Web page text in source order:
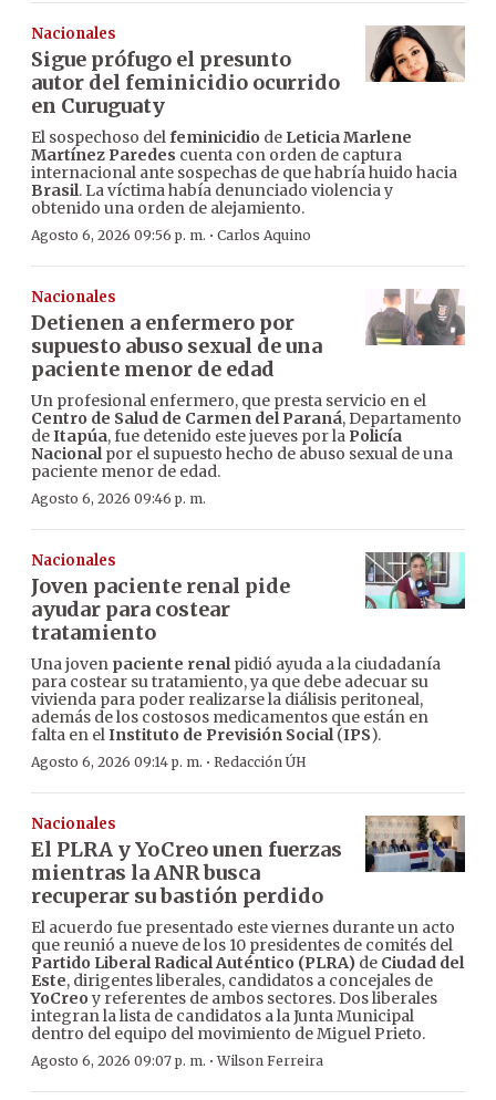
Nacionales
Sigue prófugo el presunto
autor del feminicidio ocurrido
en Curuguaty
El sospechoso delfeminicidio de Leticia Marlene
Martínez Paredes cuenta con orden de captura
internacional ante sospechas de que habría huido hacia
Brasil. La víctima había denunciado violencia y
obtenido una orden de alejamiento.
Agosto 6, 2026 09:56 p. m. · Carlos Aquino
Nacionales
Detienen a enfermero por
supuesto abuso sexual de una
paciente menor de edad
Un profesional enfermero, que presta servicio en el
Centro de Salud de Carmen del Paraná, Departamento
deItapúa, fue detenido este jueves por la Policía
Nacionalpor el supuesto hecho de abuso sexual de una
paciente menor de edad.
Agosto 6, 2026 09:46 p. m.
Nacionales
Joven paciente renal pide
ayudar para costear
tratamiento
Una joven paciente renalpidió ayuda a la ciudadanía
para costear su tratamiento, ya que debe adecuar su
vivienda para poder realizarse la diálisis peritoneal,
además de los costosos medicamentos que están en
falta en elInstituto de Previsión Social(IPS).
Agosto 6, 2026 09:14 p. m. · Redacción ÚH
Nacionales
El PLRA y YoCreo unen fuerzas
mientras la ANR busca
recuperar su bastión perdido
El acuerdo fue presentado este viernes durante un acto
que reunió a nueve de los 10 presidentes de comités del
Partido Liberal Radical Auténtico (PLRA) de Ciudad del
Este, dirigentes liberales, candidatos a concejales de
YoCreo y referentes de ambos sectores. Dos liberales
integran la lista de candidatos a la Junta Municipal
dentro del equipo del movimiento de Miguel Prieto.
Agosto 6, 2026 09:07 p. m. ·Wilson Ferreira